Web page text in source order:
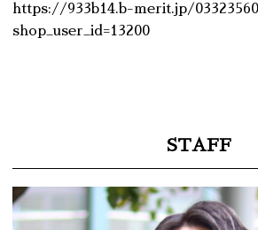
https://933b14.b-merit.jp/
shop_user_id=13200
STAFF